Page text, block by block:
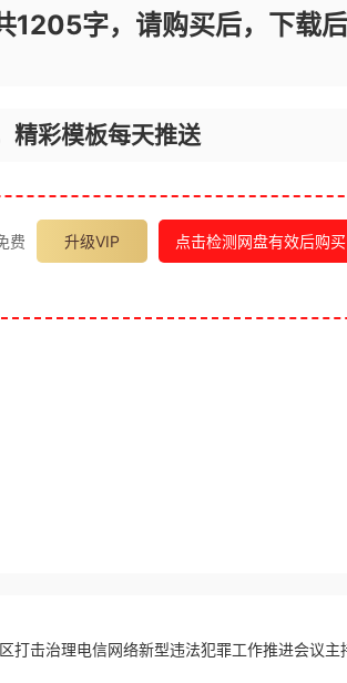
1205字，请购买后，下载后
精彩模板每天推送
费 升级VIP 点击检测网盘有效后购买
打击治理电信网络新型违法犯罪工作推进会议主